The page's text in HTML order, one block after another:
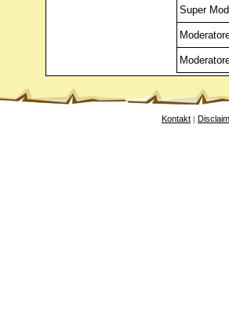
Super
Kontakt |